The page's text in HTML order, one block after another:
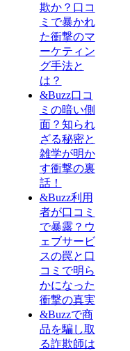
欺か？口コ
ミで暴かれ
た衝撃のマ
ーケティン
グ手法と
は？
&Buzz口コ
ミの暗い側
面？知られ
ざる秘密と
雑学が明か
す衝撃の裏
話！
&Buzz利用
者が口コミ
で暴露？ウ
ェブサービ
スの罠と口
コミで明ら
かになった
衝撃の真実
&Buzzで商
品を騙し取
る詐欺師は